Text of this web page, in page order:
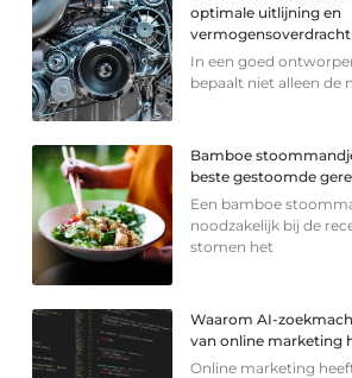
optimale uitlijning en
vermogensoverdracht
In een goed
bepaalt niet alleen de
Bamboe
beste gestoomde
Een bamboe
noodzakelijk bij de
stomen het
Waarom AI-
van online marketing
Online marketing